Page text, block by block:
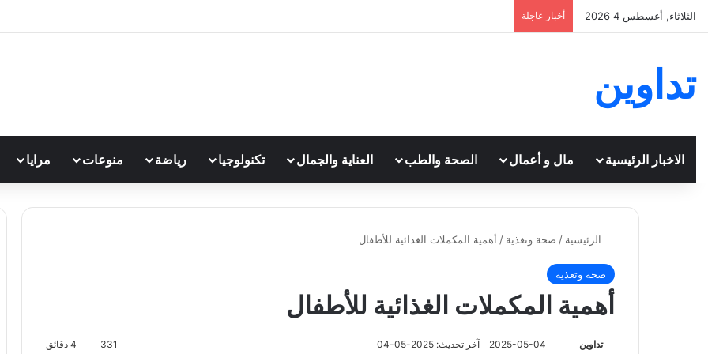
الثلاثاء, أغسطس 4 2026 أخبار عاجلة
تداوين
الاخبار الرئيسية مال و أعمال الصحة والطب العناية والجمال تكنولوجيا رياضة منوعات مرايا
الرئيسية / صحة وتغذية / أهمية المكملات الغذائية للأطفال
صحة وتغذية
أهمية المكملات الغذائية للأطفال
تداوين 2025-05-04 آخر تحديث: 2025-05-04 331